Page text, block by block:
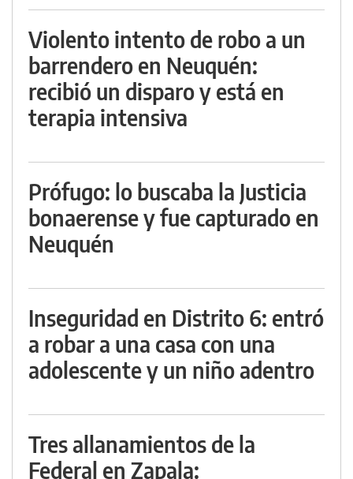
Violento intento de robo a un
barrendero en Neuquén:
recibió un disparo y está en
terapia intensiva
Prófugo: lo buscaba la Justicia
bonaerense y fue capturado en
Neuquén
Inseguridad en Distrito 6: entró
a robar a una casa con una
adolescente y un niño adentro
Tres allanamientos de la
Federal en Zapala: